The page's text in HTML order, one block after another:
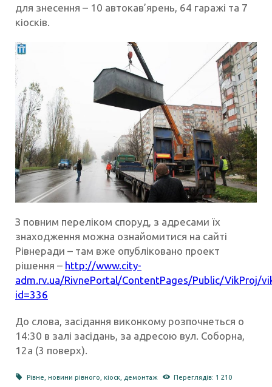
для знесення – 10 автокав’ярень, 64 гаражі та 7
кіосків.
З повним переліком споруд, з адресами їх
знаходження можна ознайомитися на сайті
Рівнеради – там вже опубліковано проект
рішення – http://www.city-
adm.rv.ua/RivnePortal/ContentPages/Public/VikProj/
id=336
До слова, засідання виконкому розпочнеться о
14:30 в залі засідань, за адресою вул. Соборна,
12а (3 поверх).
Рівне ,новини рівного ,кіоск демонтаж Переглядів: 1 210